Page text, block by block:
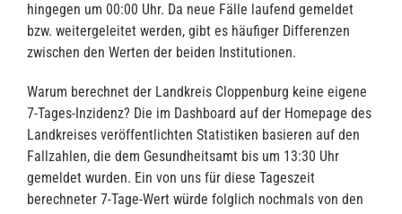
hingegen um 00:00 Uhr. Da neue Fälle laufend gemeldet
bzw. weitergeleitet werden, gibt es häufiger Differenzen
zwischen den Werten der beiden Institutionen.
Warum berechnet der Landkreis Cloppenburg keine eigene
7-Tages-Inzidenz? Die im Dashboard auf der Homepage des
Landkreises veröffentlichten Statistiken basieren auf den
Fallzahlen, die dem Gesundheitsamt bis um 13:30 Uhr
gemeldet wurden. Ein von uns für diese Tageszeit
berechneter 7-Tage-Wert würde folglich nochmals von den